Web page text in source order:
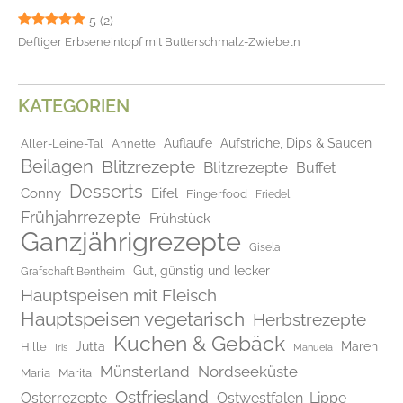
5 (2)
Deftiger Erbseneintopf mit Butterschmalz-Zwiebeln
KATEGORIEN
Aller-Leine-Tal Annette Aufläufe Aufstriche, Dips & Saucen
Beilagen Blitzrezepte Blitzrezepte Buffet
Conny Desserts Eifel Fingerfood Friedel
Frühjahrrezepte Frühstück
Ganzjährigrezepte
Gisela
Grafschaft Bentheim
Gut, günstig und lecker
Hauptspeisen mit Fleisch
Hauptspeisen vegetarisch Herbstrezepte
Hille Iris Jutta Kuchen & Gebäck Manuela Maren
Maria Marita Münsterland Nordseeküste
Osterrezepte Ostfriesland Ostwestfalen-Lippe